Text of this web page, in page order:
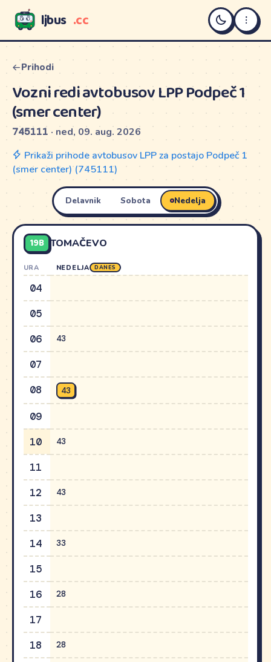
LJBUS ljbus .cc
Prihodi
Vozni redi avtobusov LPP Podpeč 1
(smer center)
745111 · ned, 09. aug. 2026
Prikaži prihode avtobusov LPP za postajo Podpeč 1
(smer center) (745111)
Delavnik Sobota Nedelja
19B TOMAČEVO
URA NEDELJA DANES
04
05
06
43
07
08
43
09
10
43
11
12
43
13
14
33
15
16
28
17
18
28